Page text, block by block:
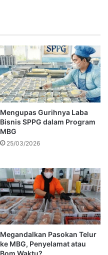
Mengupas Gurihnya Laba
Bisnis SPPG dalam Program
MBG
25/03/2026
Megandalkan Pasokan Telur
ke MBG, Penyelamat atau